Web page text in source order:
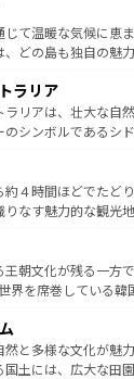
費無料で観光を楽しむこ
ス情報はコンテンツ
巨大都市は、観光、
が詰まった刺激的な
大自然が広がり、グ
ーオーリンズでは、
力。旅行者はアメリ
ら、その多様性と豊
な旅のスタイルだ。 なお、新着の
ンテンツ一覧を参照
じて温暖な気候に恵
、どの島も独自の魅
見逃せない。また、
静かな自然を求める
。エメラルドグリー
てなしの心で訪れる
いしいローカルフー
的なフラダンスなど
わってほしい。 なお、新着のハワイ
ンツ一覧を参照して
ラリア
ラリアは、壮大な自
のシンボルであるシ
フや大陸中央部にそ
スマニアの美しい原
ころがたくさん。ま
クティビティも充実
ハイキングなど、ア
ストラリアの多彩な
しい。
約４時間ほどでたど
りなす魅力的な観光
つな山岳地帯であ
静けさが共存してお
たらしてくれる。ま
と評判のスイーツ
が味わえる。 なお、新着
しい。
王朝文化が残る一方
界を席巻している韓
足を延ばせば四季
そして、キムチや焼
まざまな韓国料理が
然と多様な文化が魅
国土には、広大な田